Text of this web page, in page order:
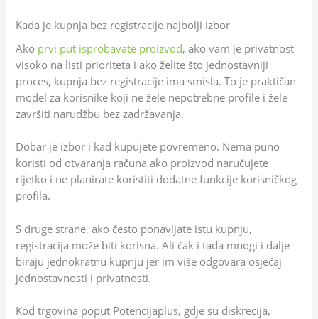
Kada je kupnja bez registracije najbolji izbor
Ako prvi put isprobavate proizvod, ako vam je privatnost
visoko na listi prioriteta i ako želite što jednostavniji
proces, kupnja bez registracije ima smisla. To je praktičan
model za korisnike koji ne žele nepotrebne profile i žele
završiti narudžbu bez zadržavanja.
Dobar je izbor i kad kupujete povremeno. Nema puno
koristi od otvaranja računa ako proizvod naručujete
rijetko i ne planirate koristiti dodatne funkcije korisničkog
profila.
S druge strane, ako često ponavljate istu kupnju,
registracija može biti korisna. Ali čak i tada mnogi i dalje
biraju jednokratnu kupnju jer im više odgovara osjećaj
jednostavnosti i privatnosti.
Kod trgovina poput Potencijaplus, gdje su diskrecija,